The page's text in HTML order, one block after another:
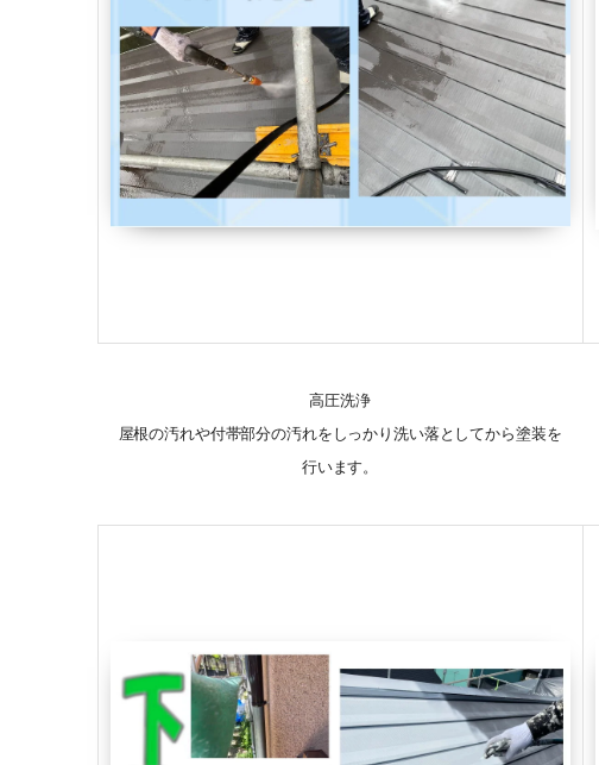
高圧洗浄
屋根の汚れや付帯部分の汚れをしっかり洗い落としてから塗装を
行います。